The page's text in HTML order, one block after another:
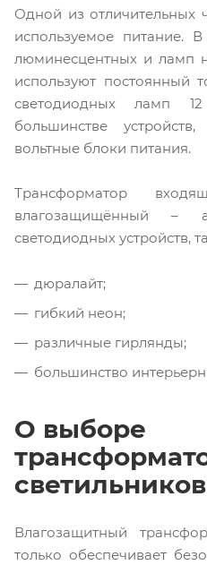
Одной из отличительных
используемое питание.
люминесцентных и ламп
используют постоянный
светодиодных ламп
большинстве
вольтные блоки питания.
Трансформатор
влагозащищённый –
светодиодных устройств,
дюралайт;
гибкий неон;
различные гирлянды;
большинство
О выборе
светильников
Влагозащитный
только обеспечивает